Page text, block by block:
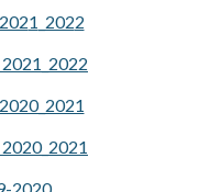
1 _2022
2